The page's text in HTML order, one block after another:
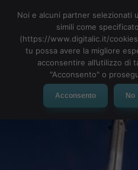
Google
funziona e i
Noi e alcuni partner selezionati
simili come
(https://www.digitalic.it/
tu possa avere la migliore
acconsentire all’utilizzo di
"Acconsento" o
Acconsento No